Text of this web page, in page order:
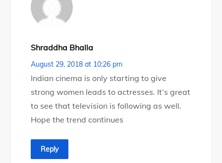
Shraddha Bhalla
August 29, 2018 at 10:26 pm
Indian cinema is only starting to give
strong women leads to actresses. It’s great
to see that television is following as well.
Hope the trend continues
Reply